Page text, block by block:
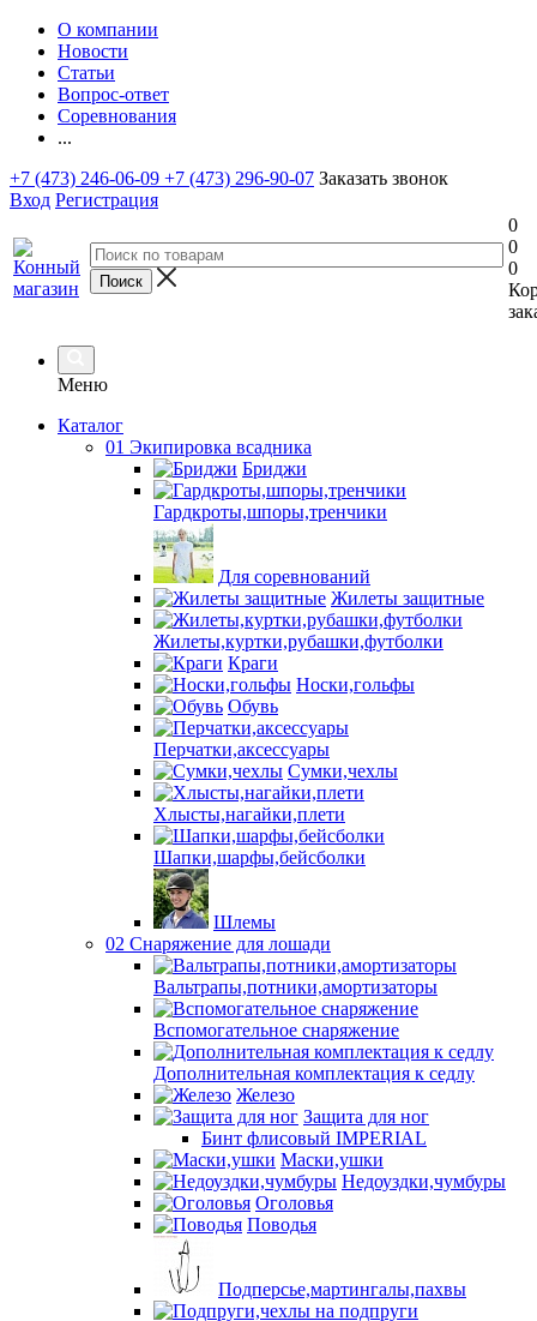
О компании
Новости
Статьи
Вопрос-ответ
Соревнования
...
+7 (473) 246-06-09 +7 (473) 296-90-07 Заказать звонок
Вход Регистрация
0
0
0
Меню
Каталог
01 Экипировка всадника
Бриджи
Гардкроты,шпоры,тренчики
Для соревнований
Жилеты защитные
Жилеты,куртки,рубашки,футболки
Краги
Носки,гольфы
Обувь
Перчатки,аксессуары
Сумки,чехлы
Хлысты,нагайки,плети
Шапки,шарфы,бейсболки
Шлемы
02 Снаряжение для лошади
Вальтрапы,потники,амортизаторы
Вспомогательное снаряжение
Дополнительная комплектация к седлу
Железо
Защита для ног
Бинт флисовый IMPERIAL
Маски,ушки
Недоуздки,чумбуры
Оголовья
Поводья
Подперсье,мартингалы,пахвы